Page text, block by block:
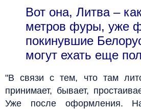
Вот она, Литва –
метров фуры, уже
покинувшие
могут ехать еще
"В связи с тем, что там
принимает, бывает,
Уже после оформления.